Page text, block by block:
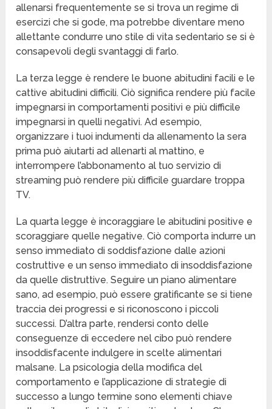
allenarsi frequentemente se si trova un regime di
esercizi che si gode, ma potrebbe diventare meno
allettante condurre uno stile di vita sedentario se si è
consapevoli degli svantaggi di farlo.
La terza legge è rendere le buone abitudini facili e le
cattive abitudini difficili. Ciò significa rendere più facile
impegnarsi in comportamenti positivi e più difficile
impegnarsi in quelli negativi. Ad esempio,
organizzare i tuoi indumenti da allenamento la sera
prima può aiutarti ad allenarti al mattino, e
interrompere l’abbonamento al tuo servizio di
streaming può rendere più difficile guardare troppa
TV.
La quarta legge è incoraggiare le abitudini positive e
scoraggiare quelle negative. Ciò comporta indurre un
senso immediato di soddisfazione dalle azioni
costruttive e un senso immediato di insoddisfazione
da quelle distruttive. Seguire un piano alimentare
sano, ad esempio, può essere gratificante se si tiene
traccia dei progressi e si riconoscono i piccoli
successi. D’altra parte, rendersi conto delle
conseguenze di eccedere nel cibo può rendere
insoddisfacente indulgere in scelte alimentari
malsane. La psicologia della modifica del
comportamento e l’applicazione di strategie di
successo a lungo termine sono elementi chiave